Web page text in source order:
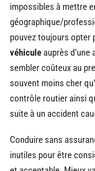
impossibles à mettre
géographique/
pouvez toujours opter
véhicule auprès
sembler coûteux au
souvent moins cher
contrôle routier ainsi
suite à un accident
Conduire sans
inutiles pour être